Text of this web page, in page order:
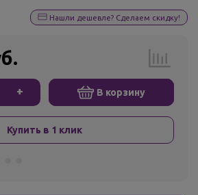
Нашли дешевле? Сделаем скидку!
+ В корзину
Купить в 1 клик